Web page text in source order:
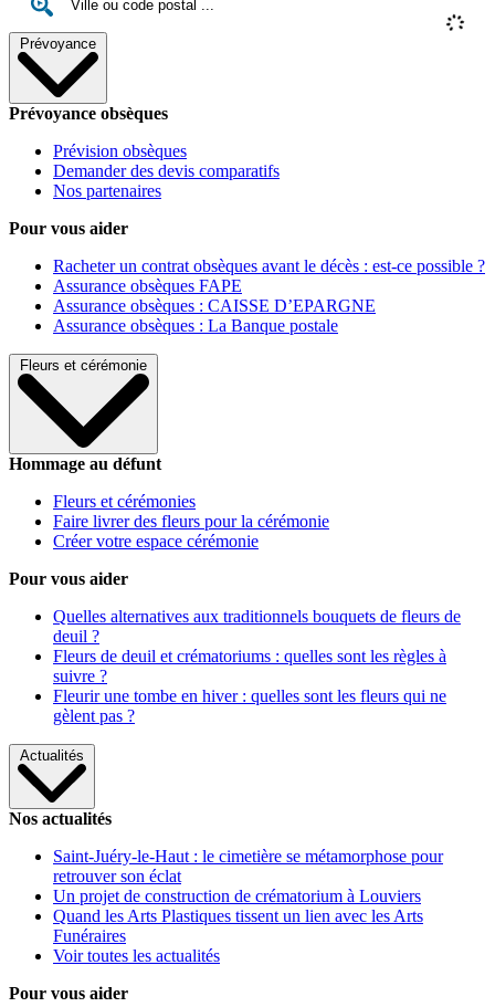
Prévoyance
Prévoyance obsèques
Prévision obsèques
Demander des devis comparatifs
Nos partenaires
Pour vous aider
Racheter un contrat obsèques avant le décès : est-ce possible ?
Assurance obsèques FAPE
Assurance obsèques : CAISSE D’EPARGNE
Assurance obsèques : La Banque postale
Fleurs et cérémonie
Hommage au défunt
Fleurs et cérémonies
Faire livrer des fleurs pour la cérémonie
Créer votre espace cérémonie
Pour vous aider
Quelles alternatives aux traditionnels bouquets de fleurs de
deuil ?
Fleurs de deuil et crématoriums : quelles sont les règles à
suivre ?
Fleurir une tombe en hiver : quelles sont les fleurs qui ne
gèlent pas ?
Actualités
Nos actualités
Saint-Juéry-le-Haut : le cimetière se métamorphose pour
retrouver son éclat
Un projet de construction de crématorium à Louviers
Quand les Arts Plastiques tissent un lien avec les Arts
Funéraires
Voir toutes les actualités
Pour vous aider